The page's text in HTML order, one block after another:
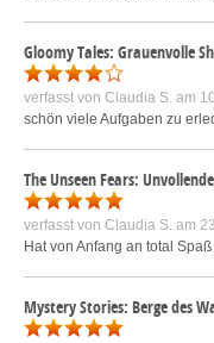
Gloomy Tales: Grauenvolle
verfasst von Claudia S. am
schön viele Aufgaben zu
The Unseen Fears:
verfasst von Claudia S. am
Hat von Anfang an total
Mystery Stories: Berge des